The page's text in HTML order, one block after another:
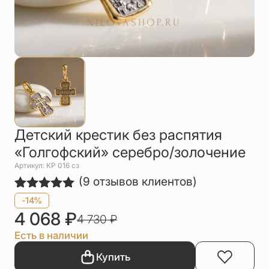
Упаковка
Цепи
Шнурки на
шею
Другое
Детский крестик без распятия
«Голгофский» серебро/золочение
Артикул: КР 016 сз
Рейтинг
5.00из 5
на основе
опроса
9
пользователей
(9 отзывов клиентов)
-14%
4 068 ₽4 730₽
Есть в наличии
Купить